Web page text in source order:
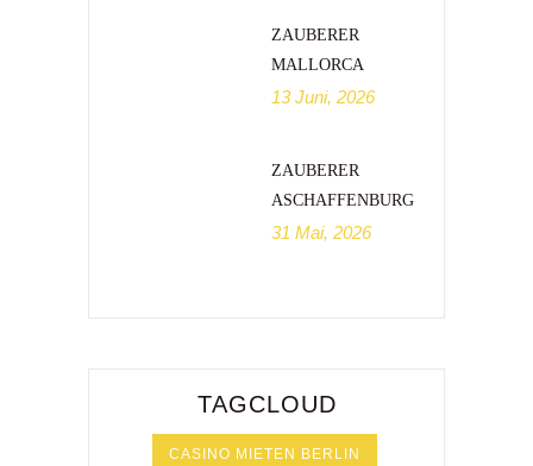
ZAUBERER
MALLORCA
13 Juni, 2026
ZAUBERER
ASCHAFFENBURG
31 Mai, 2026
TAGCLOUD
CASINO MIETEN BERLIN